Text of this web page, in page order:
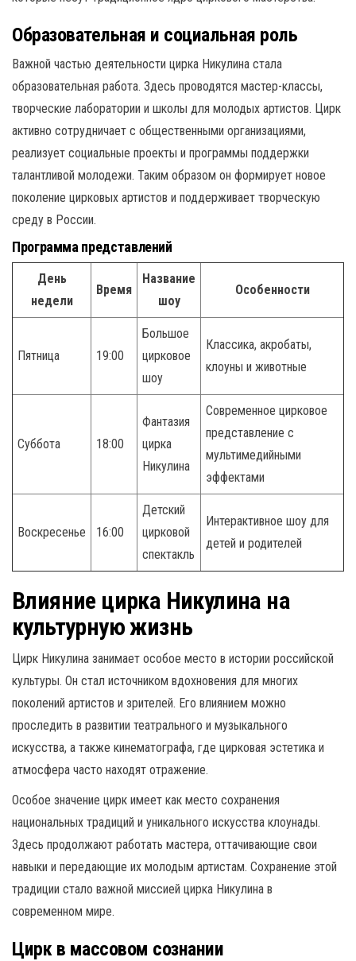
Образовательная и социальная роль
Важной частью деятельности цирка Никулина стала
образовательная работа. Здесь проводятся мастер-классы,
творческие лаборатории и школы для молодых артистов. Цирк
активно сотрудничает с общественными организациями,
реализует социальные проекты и программы поддержки
талантливой молодежи. Таким образом он формирует новое
поколение цирковых артистов и поддерживает творческую
среду в России.
Программа представлений
День
недели
Время
Название
шоу
Особенности
Пятница 19:00
Большое
цирковое
шоу
Классика, акробаты,
клоуны и животные
Суббота 18:00
Фантазия
цирка
Никулина
Современное цирковое
представление с
мультимедийными
эффектами
Воскресенье 16:00
Детский
цирковой
спектакль
Интерактивное шоу для
детей и родителей
Влияние цирка Никулина на
культурную жизнь
Цирк Никулина занимает особое место в истории российской
культуры. Он стал источником вдохновения для многих
поколений артистов и зрителей. Его влиянием можно
проследить в развитии театрального и музыкального
искусства, а также кинематографа, где цирковая эстетика и
атмосфера часто находят отражение.
Особое значение цирк имеет как место сохранения
национальных традиций и уникального искусства клоунады.
Здесь продолжают работать мастера, оттачивающие свои
навыки и передающие их молодым артистам. Сохранение этой
традиции стало важной миссией цирка Никулина в
современном мире.
Цирк в массовом сознании